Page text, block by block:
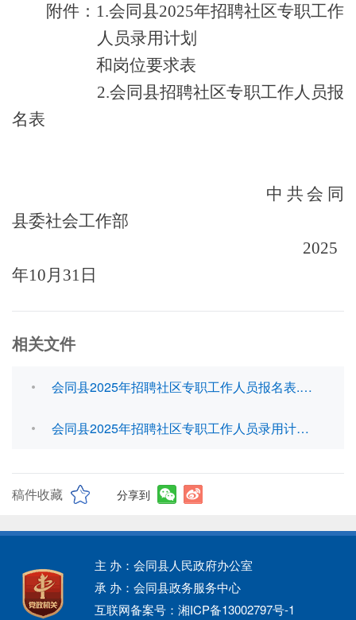
附件： 1.会同县2025年招聘社区专职工作
人员录用计划
和岗位要求表
2.会同县招聘社区专职工作人员报
名表
中共会同
县委社会工作部
2025
年10月31日
相关文件
会同县2025年招聘社区专职工作人员报名表.docx
会同县2025年招聘社区专职工作人员录用计划和岗位要求表.docx
稿件收藏 分享到
主 办：会同县人民政府办公室
承 办：会同县政务服务中心
互联网备案号：湘ICP备13002797号-1